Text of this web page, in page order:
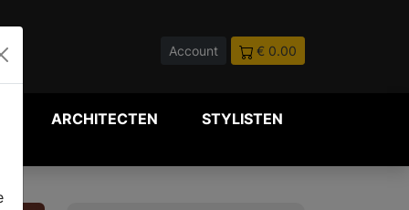
Account € 0.00
ARCHITECTEN STYLISTEN